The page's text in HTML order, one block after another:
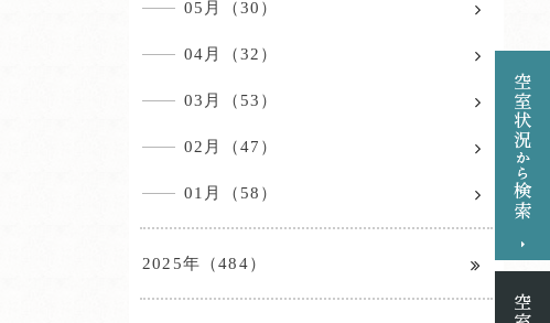
05月（30）
04月（32）
03月（53）
02月（47）
01月（58）
2025年（484）